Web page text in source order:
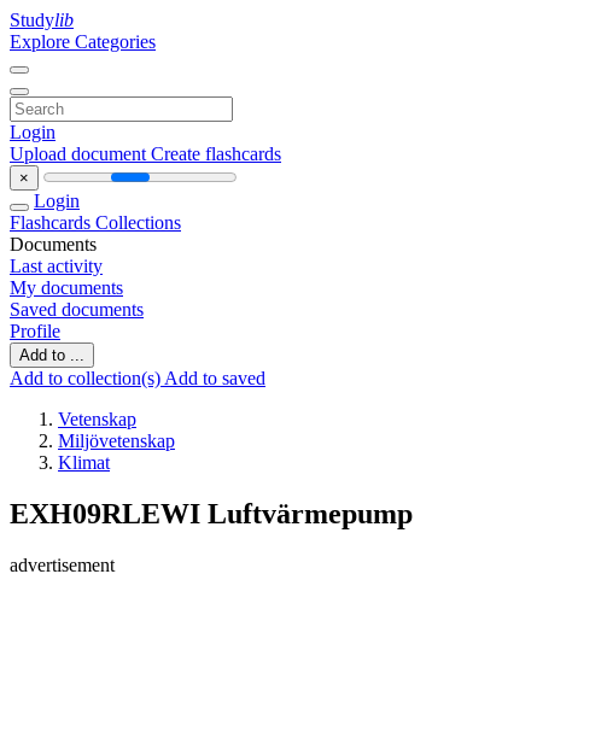
Studylib
Explore Categories
Login
Upload document Create flashcards
×
Login
Flashcards Collections
Documents
Last activity
My documents
Saved documents
Profile
Add to ...
Add to collection(s) Add to saved
Vetenskap
Miljövetenskap
Klimat
EXH09RLEWI Luftvärmepump
advertisement